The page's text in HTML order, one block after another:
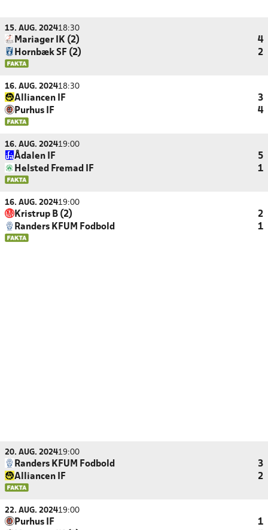
15. AUG. 202418:30
Mariager IK (2)
4
Hornbæk SF (2)
2
16. AUG. 202418:30
Alliancen IF
3
Purhus IF
4
16. AUG. 202419:00
Ådalen IF
5
Helsted Fremad IF
1
16. AUG. 202419:00
Kristrup B (2)
2
Randers KFUM Fodbold
1
20. AUG. 202419:00
Randers KFUM Fodbold
3
Alliancen IF
2
22. AUG. 202419:00
Purhus IF
1